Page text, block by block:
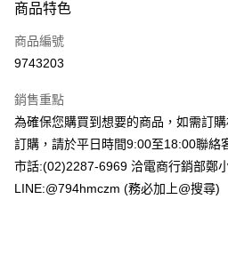
信用卡一次付款
超商取貨付款
Apple Pay
街口支付
悠遊付
商品特色
商品編號
9743203
銷售重點
為確保您購買到想要的商品，如需訂
訂購，請於平日時間9:00至18:00聯絡
市話:(02)2287-6969 洽電商行銷部鄭
LINE:@794hmczm (務必加上@搜尋)